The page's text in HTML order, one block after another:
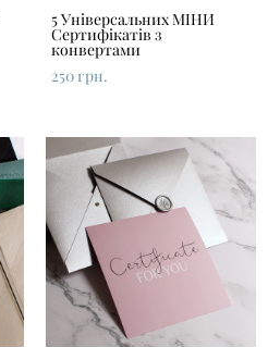
5 Універсальних МІНИ
Сертифікатів з
конвертами
250 грн.